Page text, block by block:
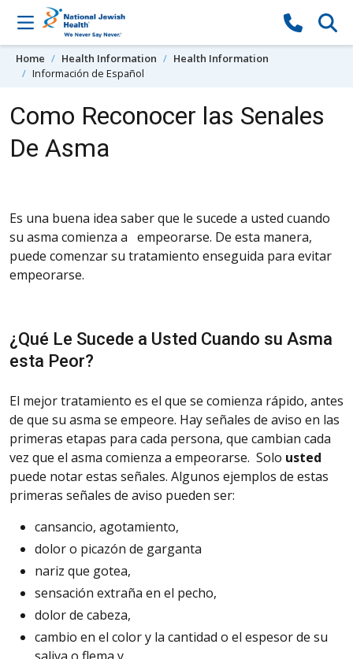
Skip to content
Home Health Information
Health Information
Información de Español
Como Reconocer las Senales
De Asma
Es una buena idea saber que le sucede a usted cuando
su asma comienza a empeorarse. De esta manera,
puede comenzar su tratamiento enseguida para evitar
empeorarse.
¿Qué Le Sucede a Usted Cuando su Asma
esta Peor?
El mejor tratamiento es el que se comienza rápido, antes
de que su asma se empeore. Hay señales de aviso en las
primeras etapas para cada persona, que cambian cada
vez que el asma comienza a empeorarse. Solo usted
puede notar estas señales. Algunos ejemplos de estas
primeras señales de aviso pueden ser:
cansancio, agotamiento,
dolor o picazón de garganta
nariz que gotea,
sensación extraña en el pecho,
dolor de cabeza,
cambio en el color y la cantidad o el espesor de su